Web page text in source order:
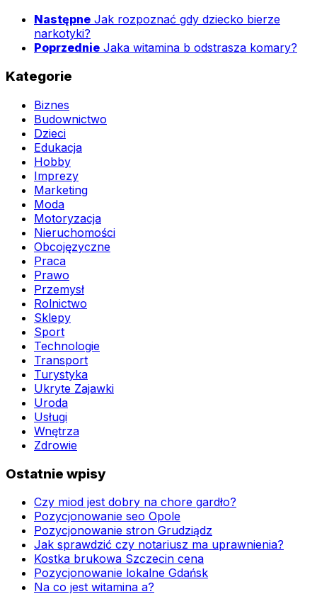
Następne Jak rozpoznać gdy dziecko bierze
narkotyki?
Poprzednie Jaka witamina b odstrasza komary?
Kategorie
Biznes
Budownictwo
Dzieci
Edukacja
Hobby
Imprezy
Marketing
Moda
Motoryzacja
Nieruchomości
Obcojęzyczne
Praca
Prawo
Przemysł
Rolnictwo
Sklepy
Sport
Technologie
Transport
Turystyka
Ukryte Zajawki
Uroda
Usługi
Wnętrza
Zdrowie
Ostatnie wpisy
Czy miod jest dobry na chore gardło?
Pozycjonowanie seo Opole
Pozycjonowanie stron Grudziądz
Jak sprawdzić czy notariusz ma uprawnienia?
Kostka brukowa Szczecin cena
Pozycjonowanie lokalne Gdańsk
Na co jest witamina a?